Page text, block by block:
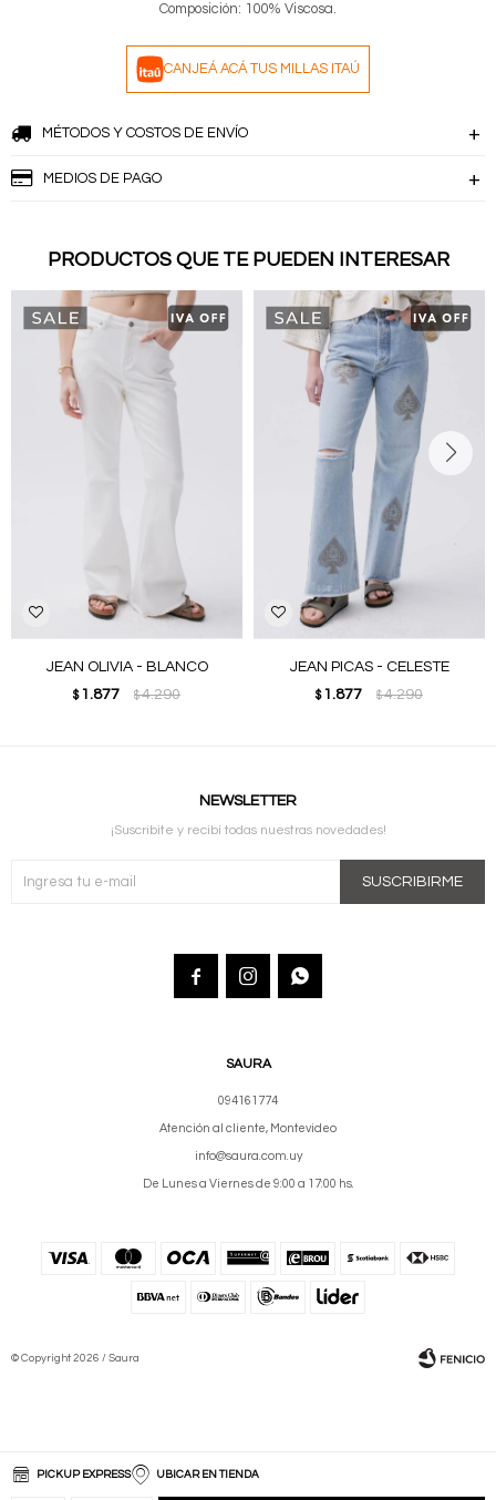
Composición: 100% Viscosa.
PICKUP EXPRESS UBICAR EN TIENDA
CANJEÁ ACÁ TUS MILLAS ITAÚ
MÉTODOS Y COSTOS DE ENVÍO
MEDIOS DE PAGO
PRODUCTOS QUE TE PUEDEN INTERESAR
JEAN OLIVIA - BLANCO
$ 1.877 $4.290
JEAN PICAS - CELESTE
$ 1.877 $4.290
SAURA
094161774
Atención al cliente, Montevideo
info@saura.com.uy
De Lunes a Viernes de 9:00 a 17:00 hs.
NEWSLETTER
¡Suscribite y recibí todas nuestras novedades!
SUSCRIBIRME
  
© Copyright 2026 / Saura